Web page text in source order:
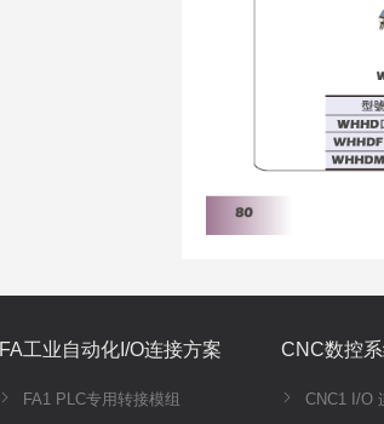
FA工业自动化I/O连接方案
FA1 PLC专用转接模组
CNC数控
CNC1 I/O